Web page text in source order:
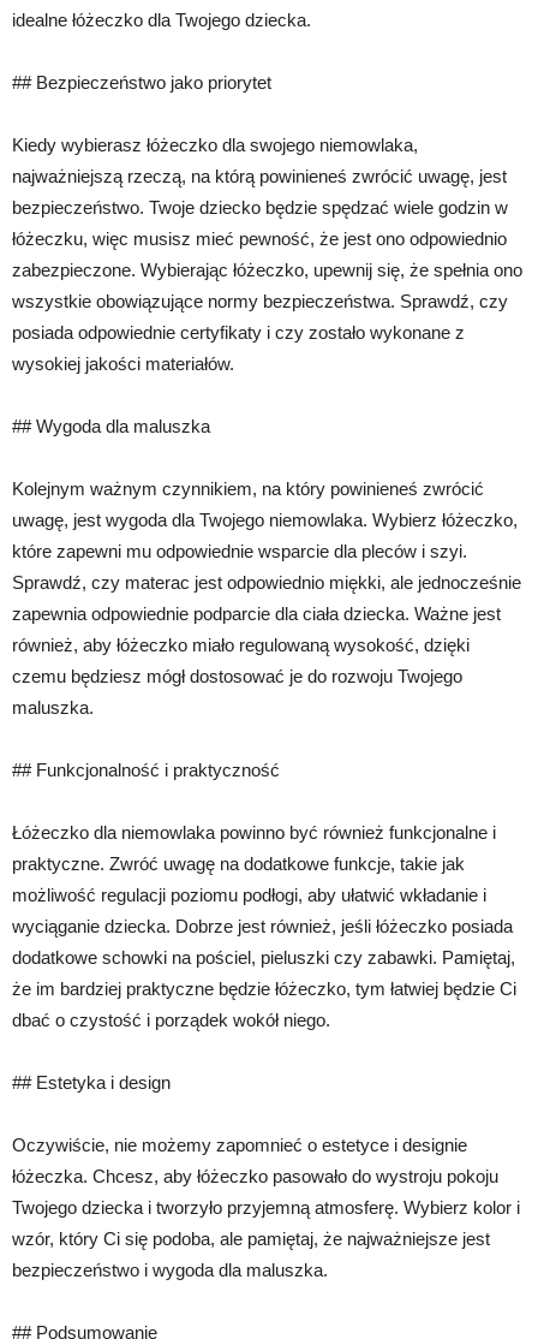
idealne łóżeczko dla Twojego dziecka.
## Bezpieczeństwo jako priorytet
Kiedy wybierasz łóżeczko dla swojego niemowlaka,
najważniejszą rzeczą, na którą powinieneś zwrócić uwagę, jest
bezpieczeństwo. Twoje dziecko będzie spędzać wiele godzin w
łóżeczku, więc musisz mieć pewność, że jest ono odpowiednio
zabezpieczone. Wybierając łóżeczko, upewnij się, że spełnia ono
wszystkie obowiązujące normy bezpieczeństwa. Sprawdź, czy
posiada odpowiednie certyfikaty i czy zostało wykonane z
wysokiej jakości materiałów.
## Wygoda dla maluszka
Kolejnym ważnym czynnikiem, na który powinieneś zwrócić
uwagę, jest wygoda dla Twojego niemowlaka. Wybierz łóżeczko,
które zapewni mu odpowiednie wsparcie dla pleców i szyi.
Sprawdź, czy materac jest odpowiednio miękki, ale jednocześnie
zapewnia odpowiednie podparcie dla ciała dziecka. Ważne jest
również, aby łóżeczko miało regulowaną wysokość, dzięki
czemu będziesz mógł dostosować je do rozwoju Twojego
maluszka.
## Funkcjonalność i praktyczność
Łóżeczko dla niemowlaka powinno być również funkcjonalne i
praktyczne. Zwróć uwagę na dodatkowe funkcje, takie jak
możliwość regulacji poziomu podłogi, aby ułatwić wkładanie i
wyciąganie dziecka. Dobrze jest również, jeśli łóżeczko posiada
dodatkowe schowki na pościel, pieluszki czy zabawki. Pamiętaj,
że im bardziej praktyczne będzie łóżeczko, tym łatwiej będzie Ci
dbać o czystość i porządek wokół niego.
## Estetyka i design
Oczywiście, nie możemy zapomnieć o estetyce i designie
łóżeczka. Chcesz, aby łóżeczko pasowało do wystroju pokoju
Twojego dziecka i tworzyło przyjemną atmosferę. Wybierz kolor i
wzór, który Ci się podoba, ale pamiętaj, że najważniejsze jest
bezpieczeństwo i wygoda dla maluszka.
## Podsumowanie